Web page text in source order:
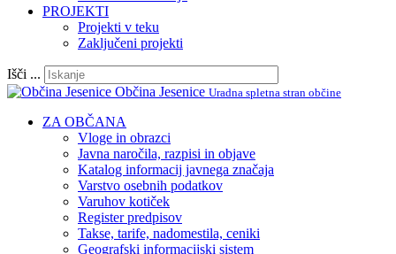
PROJEKTI
Projekti v teku
Zaključeni projekti
Išči ...
Občina Jesenice Uradna spletna stran občine
ZA OBČANA
Vloge in obrazci
Javna naročila, razpisi in objave
Katalog informacij javnega značaja
Varstvo osebnih podatkov
Varuhov kotiček
Register predpisov
Takse, tarife, nadomestila, ceniki
Geografski informacijski sistem